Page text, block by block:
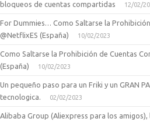
bloqueos de cuentas compartidas
12/02/
For Dummies… Como Saltarse la
@NetflixES (España)
10/02/2023
Como Saltarse la Prohibición de Cuentas
(España)
10/02/2023
Un pequeño paso para un Friki y un GRAN
tecnologica.
02/02/2023
Alibaba Group (Aliexpress para los amigos),